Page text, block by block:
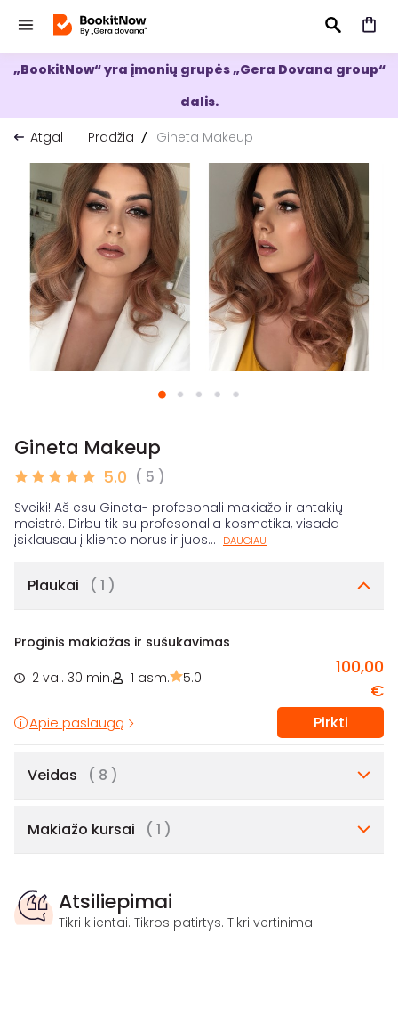
IEŠKOTI
„BookitNow“ yra įmonių grupės „Gera Dovana group“
dalis.
Atgal
Pradžia Gineta Makeup
Gineta Makeup
5.0 ( 5 )
Sveiki! Aš esu Gineta- profesonali makiažo ir antakių
meistrė. Dirbu tik su profesonalia kosmetika, visada
įsiklausau į kliento norus ir juos... DAUGIAU
Plaukai ( 1 )
Proginis makiažas ir sušukavimas
2 val. 30 min. 1 asm. 5.0
100,00
€
Apie paslaugą Pirkti
Veidas ( 8 )
Makiažo kursai ( 1 )
Atsiliepimai
Tikri klientai. Tikros patirtys. Tikri vertinimai